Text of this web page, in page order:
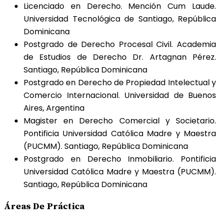
Licenciado en Derecho. Mención Cum Laude.
Universidad Tecnológica de Santiago, República
Dominicana
Postgrado de Derecho Procesal Civil. Academia
de Estudios de Derecho Dr. Artagnan Pérez.
Santiago, República Dominicana
Postgrado en Derecho de Propiedad Intelectual y
Comercio Internacional. Universidad de Buenos
Aires, Argentina
Magister en Derecho Comercial y Societario.
Pontificia Universidad Católica Madre y Maestra
(PUCMM). Santiago, República Dominicana
Postgrado en Derecho Inmobiliario. Pontificia
Universidad Católica Madre y Maestra (PUCMM).
Santiago, República Dominicana
Áreas De Práctica